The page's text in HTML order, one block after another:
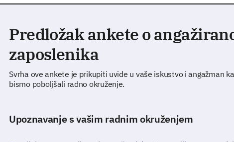
Predložak ankete o
zaposlenika
Svrha ove ankete je prikupiti uvide u vaše iskustvo i angažman
bismo poboljšali radno okruženje.
Upoznavanje s vašim radnim okruženjem